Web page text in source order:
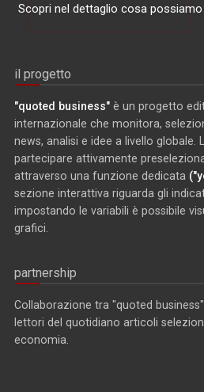
Scopri nel dettaglio cosa
il progetto
"quoted business" è un progetto
internazionale che monitora,
news, analisi e idee a livello globale.
partecipare attivamente
attraverso una funzione dedicata
sezione interattiva riguarda gli
impostando le variabili è possibile
grafici.
partnership
Collaborazione tra "quoted
lettori del quotidiano articoli
economia.